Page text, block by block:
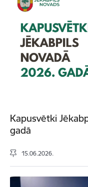
Kapusvētki
gadā
15.06.2026.